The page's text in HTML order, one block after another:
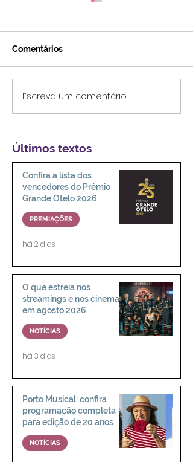
O que estreia nos
streamings e nos
Comentários
Escreva um comentário
Últimos textos
Confira a lista dos
vencedores do Prêmio
Grande Otelo 2026
PREMIAÇÕES
há 2 dias
O que estreia nos
streamings e nos cinemas
em agosto 2026
NOTÍCIAS
há 3 dias
Porto Musical: confira
programação completa
para edição de 20 anos
NOTÍCIAS